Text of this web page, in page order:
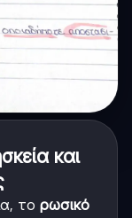
και
το ρωσικό